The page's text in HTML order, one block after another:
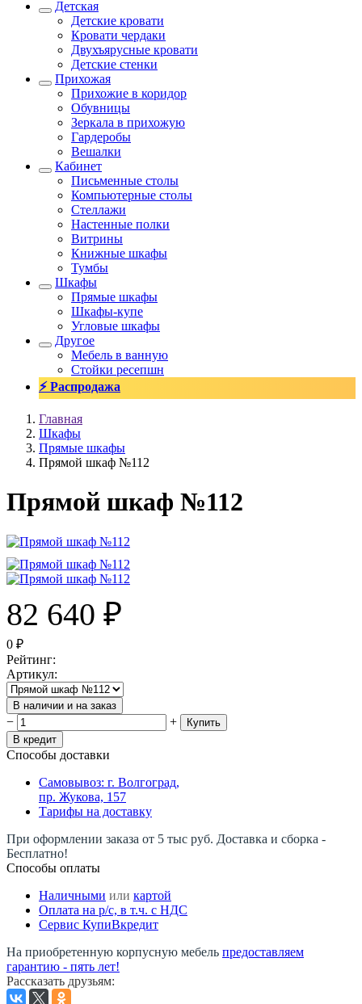
Детская
Детские кровати
Кровати чердаки
Двухъярусные кровати
Детские стенки
Прихожая
Прихожие в коридор
Обувницы
Зеркала в прихожую
Гардеробы
Вешалки
Кабинет
Письменные столы
Компьютерные столы
Стеллажи
Настенные полки
Витрины
Книжные шкафы
Тумбы
Шкафы
Прямые шкафы
Шкафы-купе
Угловые шкафы
Другое
Мебель в ванную
Стойки ресепшн
⚡ Распродажа
Главная
Шкафы
Прямые шкафы
Прямой шкаф №112
Прямой шкаф №112
82 640 ₽
0 ₽
Рейтинг:
Артикул:
В наличии и на заказ
− +
Купить
В кредит
Способы доставки
Самовывоз: г. Волгоград,
пр. Жукова, 157
Тарифы на доставку
При оформлении заказа от 5 тыс руб. Доставка и сборка -
Бесплатно!
Способы оплаты
Наличными или картой
Оплата на р/c, в т.ч. с НДС
Сервис КупиВкредит
На приобретенную корпусную мебель предоставляем
гарантию - пять лет!
Рассказать друзьям: